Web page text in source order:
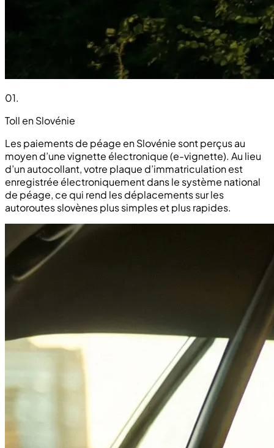
01.
Toll en Slovénie
Les paiements de péage en Slovénie sont perçus au
moyen d’une vignette électronique (e-vignette). Au lieu
d’un autocollant, votre plaque d’immatriculation est
enregistrée électroniquement dans le système national
de péage, ce qui rend les déplacements sur les
autoroutes slovènes plus simples et plus rapides.